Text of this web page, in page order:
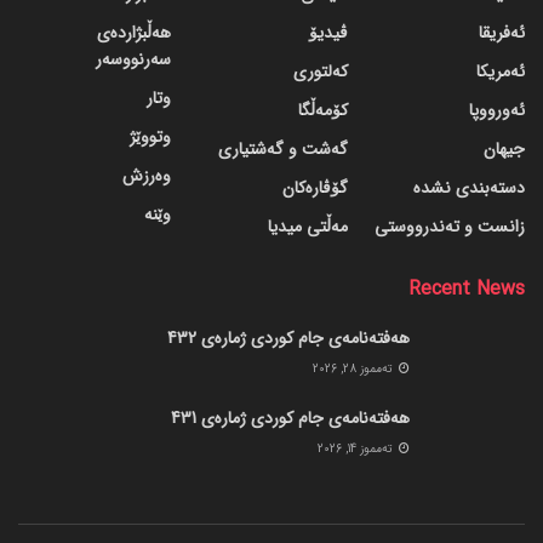
ئەفریقا
ئەمریکا
ئەورووپا
جیهان
دسته‌بندی نشده
زانست و تەندرووستی
ڤیدیۆ
کەلتوری
کۆمەڵگا
گه‌شت و گه‌شتیاری
گۆڤاره‌کان
مەڵتی میدیا
هەڵبژاردەی
سەرنووسەر
وتار
وتووێژ
وەرزش
وێنە
Recent News
هەفتەنامەی جام کوردی ژمارەی 432
ته‌مموز 28, 2026
هەفتەنامەی جام کوردی ژمارەی 431
ته‌مموز 14, 2026